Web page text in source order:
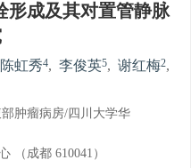
形成及其对置管静脉
陈虹秀4, 李俊英5, 谢红梅2,
肿瘤病房/四川大学华
（成都 610041）